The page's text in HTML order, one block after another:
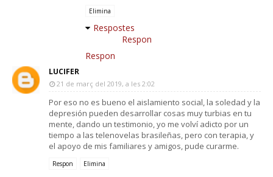
Elimina
Respostes
Respon
Respon
LUCIFER
21 de març del 2019, a les 2:02
Por eso no es bueno el aislamiento social, la soledad y la
depresión pueden desarrollar cosas muy turbias en tu
mente, dando un testimonio, yo me volví adicto por un
tiempo a las telenovelas brasileñas, pero con terapia, y
el apoyo de mis familiares y amigos, pude curarme.
Respon Elimina